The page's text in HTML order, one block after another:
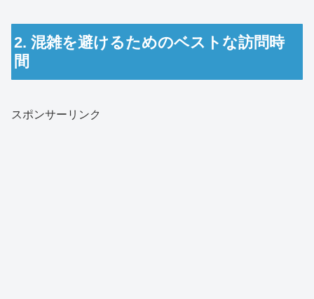
2. 混雑を避けるためのベストな訪問時
間
スポンサーリンク